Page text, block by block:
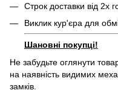
Строк доставки від 2х
Виклик кур'єра для
Шановні покупці!
Не забудьте оглянути
на наявність видимих
замків.